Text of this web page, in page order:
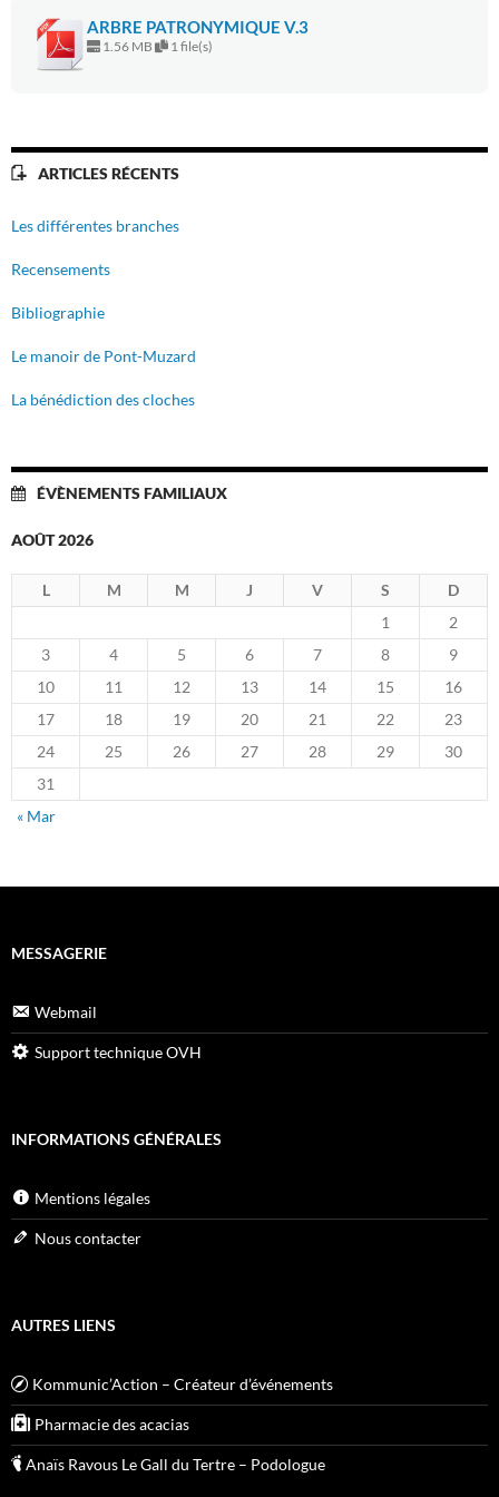
ARBRE PATRONYMIQUE V.3
1.56 MB 1 file(s)
ARTICLES RÉCENTS
Les différentes branches
Recensements
Bibliographie
Le manoir de Pont-Muzard
La bénédiction des cloches
ÉVÈNEMENTS FAMILIAUX
AOÛT 2026
L M M J V S
D
1
2
3
4 5 6 7 8
9
10
11 12 13 14 15
16
17
18 19 20 21 22
23
24
25 26 27 28 29
30
31
« Mar
MESSAGERIE
Webmail
Support technique OVH
INFORMATIONS GÉNÉRALES
Mentions légales
Nous contacter
AUTRES LIENS
Kommunic’Action – Créateur d’événements
Pharmacie des acacias
Anaïs Ravous Le Gall du Tertre – Podologue